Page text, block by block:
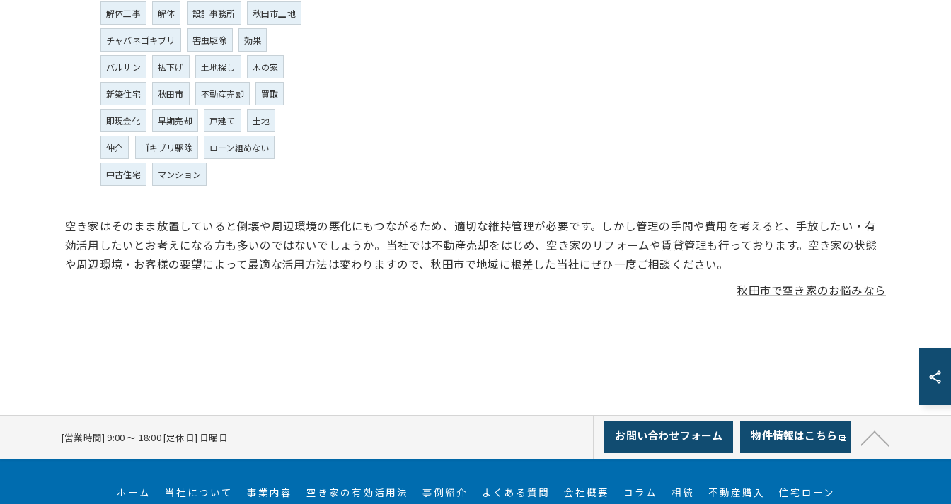
解体工事 解体 設計事務所 秋田市土地
チャバネゴキブリ 害虫駆除 効果
バルサン 払下げ 土地探し 木の家
新築住宅 秋田市 不動産売却 買取
即現金化 早期売却 戸建て 土地
仲介 ゴキブリ駆除 ローン組めない
中古住宅 マンション
空き家はそのまま放置していると倒壊や周辺環境の悪化にもつながるため、適切な維持管理が必要です。しかし管理の手間や費用を考えると、手放したい・有
効活用したいとお考えになる方も多いのではないでしょうか。当社では不動産売却をはじめ、空き家のリフォームや賃貸管理も行っております。空き家の状態
や周辺環境・お客様の要望によって最適な活用方法は変わりますので、秋田市で地域に根差した当社にぜひ一度ご相談ください。
秋田市で空き家のお悩みなら
[営業時間] 9:00 〜 18:00 [定休日] 日曜日 お問い合わせフォーム 物件情報はこちら
ホーム 当社について 事業内容 空き家の有効活用法 事例紹介 よくある質問 会社概要 コラム 相続 不動産購入 住宅ローン